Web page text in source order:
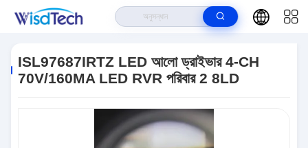
70V/160MA LED RVR পরিবার 2 8LD
ISL97687IRTZ LED আলো ড্রাইভার 4-CH
70V/160MA LED RVR পরিবার 2 8LD